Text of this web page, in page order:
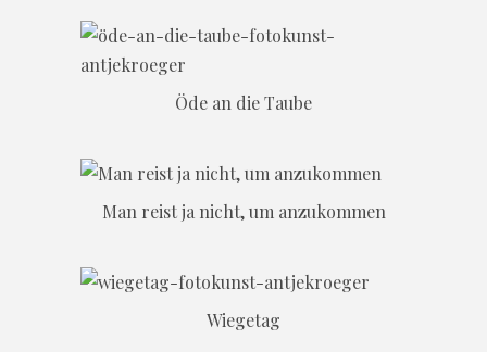
Öde an die Taube
Man reist ja nicht, um anzukommen
Wiegetag